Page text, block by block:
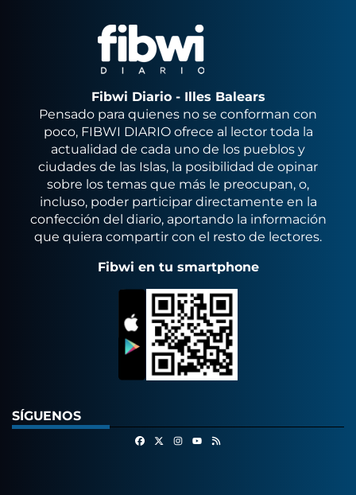
Fibwi Diario - Illes Balears
Pensado para quienes no se conforman con
poco, FIBWI DIARIO ofrece al lector toda la
actualidad de cada uno de los pueblos y
ciudades de las Islas, la posibilidad de opinar
sobre los temas que más le preocupan, o,
incluso, poder participar directamente en la
confección del diario, aportando la información
que quiera compartir con el resto de lectores.
Fibwi en tu smartphone
SÍGUENOS
FacebookInstagram